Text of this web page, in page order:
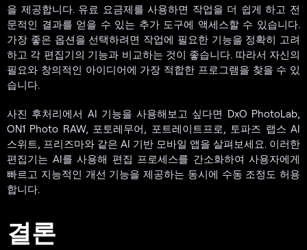
을 제공합니다. 유료 요금제를 사용하면 작업을 더 쉽게 하고 전
문적인 결과를 얻을 수 있는 추가 도구에 액세스할 수 있습니다.
가장 좋은 옵션을 선택하려면 작업에 필요한 기능을 정확히 고려
하고 각 편집기의 기능과 비교하는 것이 좋습니다. 따라서 자신의
필요와 창의적인 아이디어에 가장 적합한 프로그램을 찾을 수 있
습니다.
사진 후처리에서 AI 기능을 사용해보고 싶다면 DxO PhotoLab,
ON1 Photo RAW, 포토레무어, 포트레이트프로, 토파즈 랩스 AI
스위트, 프리즈마와 같은 AI 기반 모바일 앱을 살펴보세요. 이러한
편집기는 AI를 사용해 편집 프로세스를 간소화하여 사용자에게
빠르고 지능적인 개선 기능을 제공하는 동시에 수동 조정도 허용
합니다.
결론